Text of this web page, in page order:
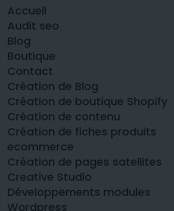
Accueil
Audit seo
Blog
Boutique
Contact
Création de Blog
Création de boutique Shopify
Création de contenu
Création de fiches produits
ecommerce
Création de pages satellites
Creative Studio
Développements modules
Wordpress